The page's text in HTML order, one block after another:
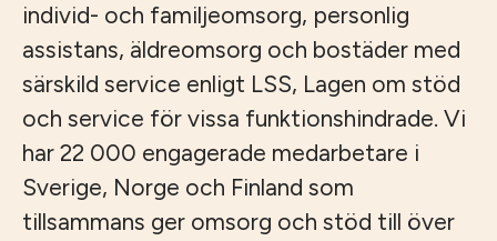
individ- och familjeomsorg, personlig
assistans, äldreomsorg och bostäder med
särskild service enligt LSS, Lagen om stöd
och service för vissa funktionshindrade. Vi
har 22 000 engagerade medarbetare i
Sverige, Norge och Finland som
tillsammans ger omsorg och stöd till över